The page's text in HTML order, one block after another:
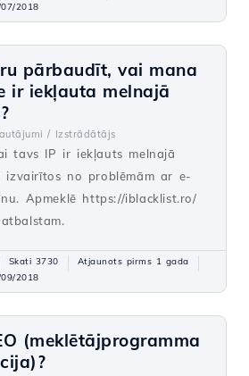
2018
pārbaudīt, vai mana
ir iekļauta melnajā
/ Izstrādātājs
tavs IP ir iekļauts melnajā
izvairītos no problēmām ar e-
Apmeklē https://iblacklist.ro/
Skati 3730
Atjaunots pirms 1 gada
2018
(meklētājprogramma